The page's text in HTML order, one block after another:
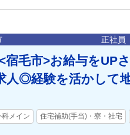
正社員
宿毛市>お給与をUP
人◎経験を活かして
メイン 住宅補助(手当)・寮・社宅